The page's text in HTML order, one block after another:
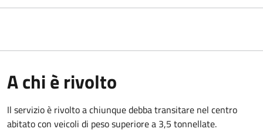
A chi è rivolto
Il servizio è rivolto a chiunque debba transitare nel centro
abitato con veicoli di peso superiore a 3,5 tonnellate.